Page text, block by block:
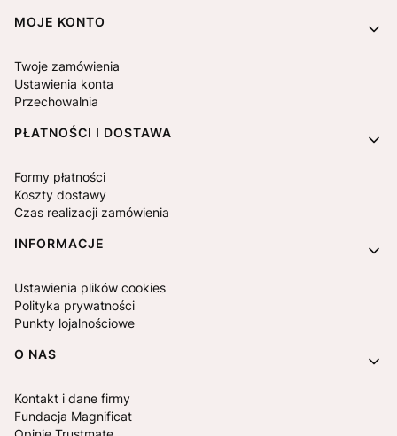
MOJE KONTO
Twoje zamówienia
Ustawienia konta
Przechowalnia
PŁATNOŚCI I DOSTAWA
Formy płatności
Koszty dostawy
Czas realizacji zamówienia
INFORMACJE
Ustawienia plików cookies
Polityka prywatności
Punkty lojalnościowe
O NAS
Kontakt i dane firmy
Fundacja Magnificat